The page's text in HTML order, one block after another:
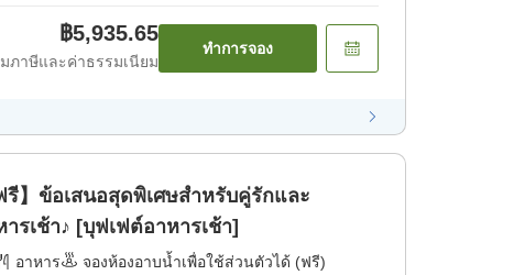
฿5,935.65
ภาษีและค่าธรรมเนียม
ทำการจอง
รี】ข้อเสนอสุดพิเศษสำหรับคู่รักและ
รเช้า♪ [บุฟเฟต์อาหารเช้า]
อาหาร
จองห้องอาบน้ำเพื่อใช้ส่วนตัวได้ (ฟรี)